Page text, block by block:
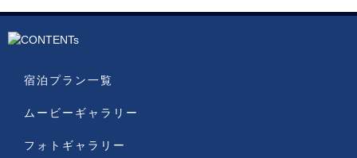
宿泊プラン一覧
ムービーギャラリー
フォトギャラリー